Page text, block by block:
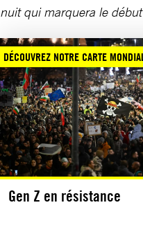
nuit qui marquera le
DÉCOUVREZ NOTRE CARTE
Gen Z en résistance